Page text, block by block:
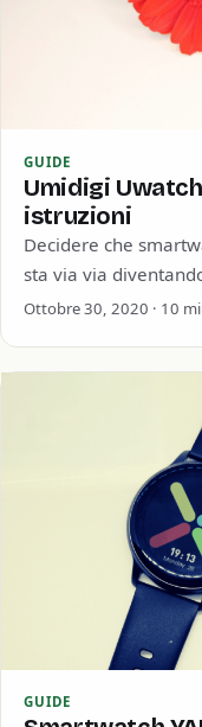
GUIDE
Umidigi
istruzioni
Decidere che
sta via via
prezzo degli
Ottobre 30, 2020 · 10
GUIDE